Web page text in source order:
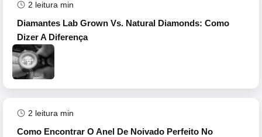
2 leitura min
Diamantes Lab Grown Vs. Natural Diamonds: Como
Dizer A Diferença
2 leitura min
Como Encontrar O Anel De Noivado Perfeito No